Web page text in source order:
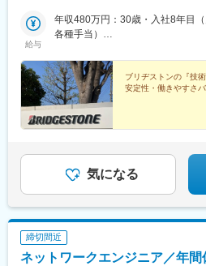
給与
年収480万円：30歳・入社8年目
各種手当）
各種手当）
ブリヂストンの『技
安定性・働きやすさ
気になる
締切間近
ネットワークエンジニア／年間